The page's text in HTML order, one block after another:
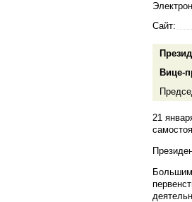
Сайт:
Вице-
21
Большим